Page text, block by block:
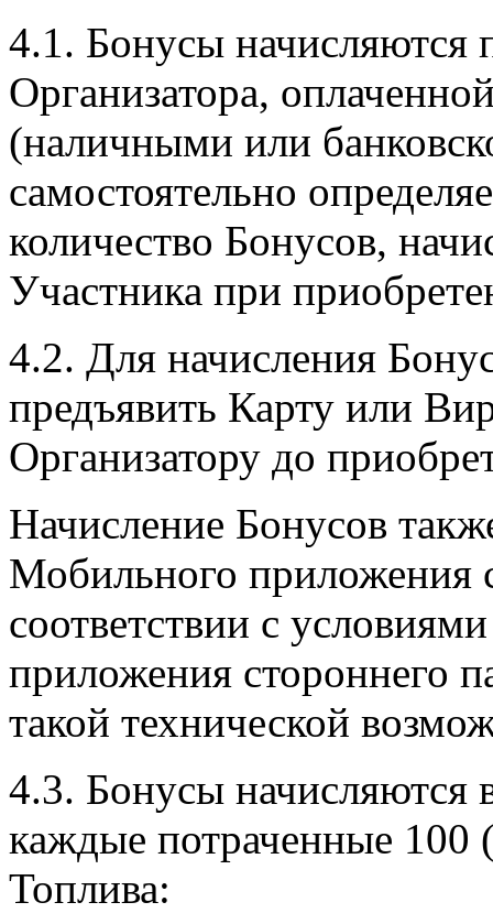
4.1. Бонусы начисляются
Организатора,
(наличными или
самостоятельно
количество Бонусов,
Участника при
4.2. Для начисления
предъявить Карту или
Организатору до
Начисление Бонусов
Мобильного приложения
соответствии с
приложения стороннего
такой технической
4.3. Бонусы начисляются
каждые потраченные 100
Топлива: